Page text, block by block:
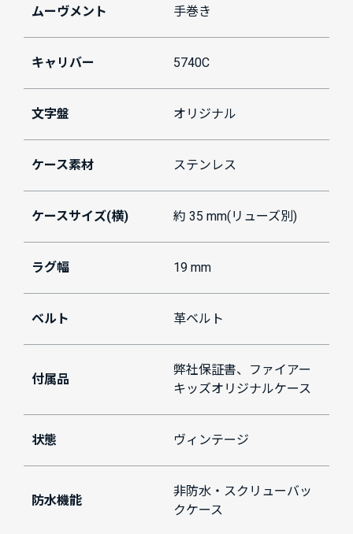
ムーヴメント 手巻き
キャリバー 5740C
文字盤 オリジナル
ケース素材 ステンレス
ケースサイズ(横) 約 35 mm(リューズ別)
ラグ幅 19 mm
ベルト 革ベルト
付属品
弊社保証書、ファイアー
キッズオリジナルケース
状態 ヴィンテージ
防水機能
非防水・スクリューバッ
クケース